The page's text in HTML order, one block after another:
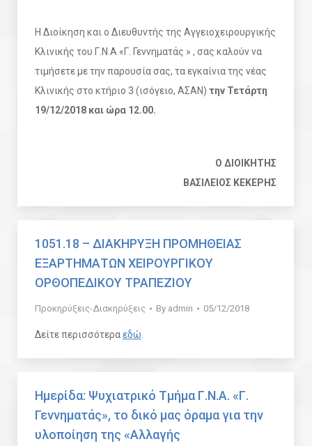
Η Διοίκηση και ο Διευθυντής της Αγγειοχειρουργικής
Κλινικής του Γ.Ν.Α «Γ. Γεννηματάς » , σας καλούν να
τιμήσετε με την παρουσία σας, τα εγκαίνια της νέας
Κλινικής στο κτήριο 3 (ισόγειο, ΑΣΑΝ) την Τετάρτη
19/12/2018 και ώρα 12.00.
Ο ΔΙΟΙΚΗΤΗΣ
ΒΑΣΙΛΕΙΟΣ ΚΕΚΕΡΗΣ
1051.18 – ΔΙΑΚΗΡΥΞΗ ΠΡΟΜΗΘΕΙΑΣ
ΕΞΑΡΤΗΜΑΤΩΝ ΧΕΙΡΟΥΡΓΙΚΟΥ
ΟΡΘΟΠΕΔΙΚΟΥ ΤΡΑΠΕΖΙΟΥ
Προκηρύξεις-Διακηρύξεις By admin 05/12/2018
Δείτε περισσότεραεδώ
Ημερίδα: Ψυχιατρικό Τμήμα Γ.Ν.Α. «Γ.
Γεννηματάς», το δικό μας όραμα για την
υλοποίηση της «Αλλαγής